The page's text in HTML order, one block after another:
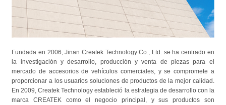
Fundada en 2006, Jinan Createk Technology Co., Ltd. se ha centrado en
la investigación y desarrollo, producción y venta de piezas para el
mercado de accesorios de vehículos comerciales, y se compromete a
proporcionar a los usuarios soluciones de productos de la mejor calidad.
En 2009, Createk Technology estableció la estrategia de desarrollo con la
marca CREATEK como el negocio principal, y sus productos son